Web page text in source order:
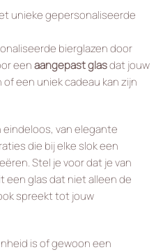
unieke gepersonaliseerde
bierglazen door
eenaangepast glasdat jouw
een uniek cadeau kan zijn
van elegante
die bij elke slok een
Stel je voor dat je van
een glas dat niet alleen de
spreekt tot jouw
is of gewoon een